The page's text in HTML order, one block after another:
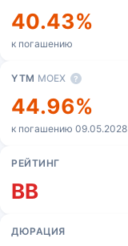
40.43%
к погашению
YTM MOEX ?
44.96%
к погашению 09.05.2028
РЕЙТИНГ
BB
ДЮРАЦИЯ